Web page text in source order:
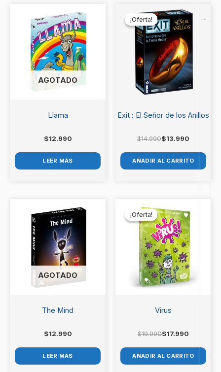
-
Sé el primero en valorar “Pistas
Cruzadas”
Debesaccederpara publicar una valoración.
AGOTADO
Llama
$12.990
LEER MÁS
¡Oferta!
¡Oferta!
Exit : El Señor de los Anillos
$14.990
precio
original
era:
$14.990.
$13.990
precio
actual
es:
$13.990.
AÑADIR AL CARRITO
AGOTADO
The Mind
$12.990
LEER MÁS
¡Oferta!
¡Oferta!
Virus
$19.990
precio
original
era:
$19.990.
$17.990
precio
actual
es:
$17.990.
AÑADIR AL CARRITO